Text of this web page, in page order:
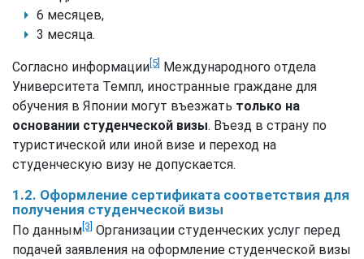
6 месяцев,
3 месяца.
Согласно информации[5] Международного отдела
Университета Темпл, иностранные граждане для
обучения в Японии могут въезжать только на
основании студенческой визы. Въезд в страну по
туристической или иной визе и переход на
студенческую визу не допускается.
1.2. Оформление сертификата соответствия для
получения студенческой визы
По данным[3] Организации студенческих услуг перед
подачей заявления на оформление студенческой визы